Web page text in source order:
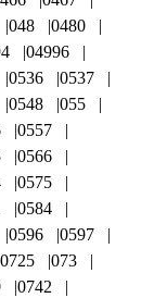
048
0480
04996
0536
0537
0548
055
0557
0566
0575
0584
0596
0597
0725
073
0742